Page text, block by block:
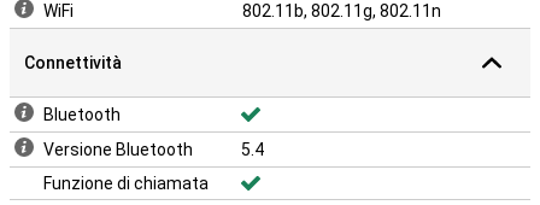
WiFi
802.11b, 802.11g, 802.11n
Connettività
Bluetooth
Versione Bluetooth
5.4
Funzione di chiamata